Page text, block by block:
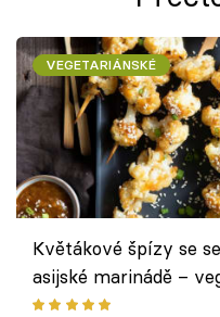
VEGETARIÁNSKÉ
Květákové špízy se
asijské marinádě –
chuťovka z grilu